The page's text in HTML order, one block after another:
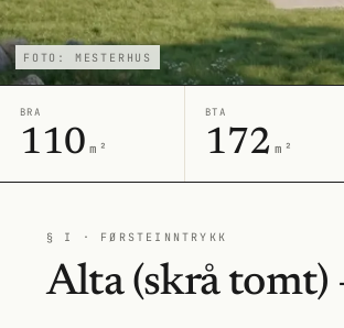
FOTO: MESTERHUS
BRA
110 m²
BTA
172 m²
§ I · FØRSTEINNTRYKK
Alta (skrå tomt)